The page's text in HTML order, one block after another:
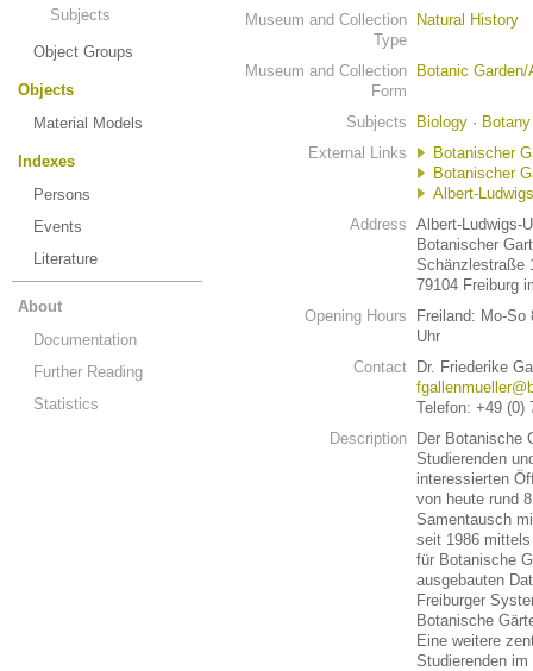
Subjects
Object Groups
Objects
Material Models
Indexes
Persons
Events
Literature
About
Documentation
Further Reading
Statistics
Museum and Collection
Type
Natural History
Museum and Collection
Form
Botanic Garden/
Subjects Biology · Botany
External Links
Botanischer
Botanischer
Albert-
Address Albert-Ludwigs-
Botanischer
Schänzlestraße
79104 Freiburg
Opening Hours
Freiland: Mo-
Uhr
Contact
Dr. Friederike
Telefon: +49 (0)
Description
Der Botanische
Studierenden
interessierten
von heute rund
Samentausch
seit 1986
für Botanische
ausgebauten
Freiburger
Botanische
Eine weitere
Studierenden